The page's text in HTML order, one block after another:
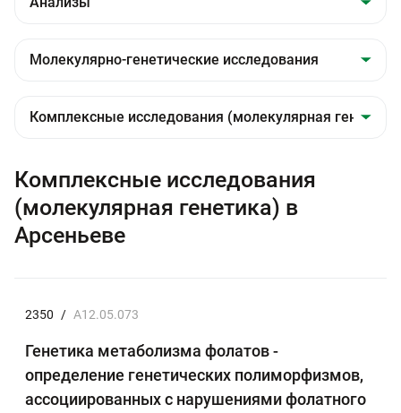
Комплексные исследования
(молекулярная генетика) в
Арсеньеве
2350 / A12.05.073
Генетика метаболизма фолатов -
определение генетических полиморфизмов,
ассоциированных с нарушениями фолатного